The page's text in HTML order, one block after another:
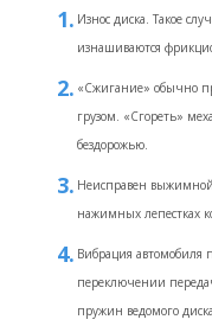
Износ диска. Такое
изнашиваются
«Сжигание» обычно
грузом. «Сгореть»
бездорожью.
Неисправен
нажимных лепестках
Вибрация автомобиля
переключении
пружин ведомого